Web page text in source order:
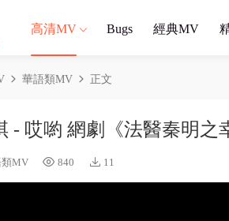
高清MV Bugs 經典MV
華語類MV 正文
- 哎喲 網劇《法醫秦明之
類MV 840 11